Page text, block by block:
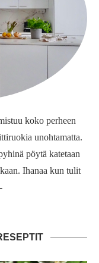
koko perheen
unohtamatta.
pöytä katetaan
Ihanaa kun tulit